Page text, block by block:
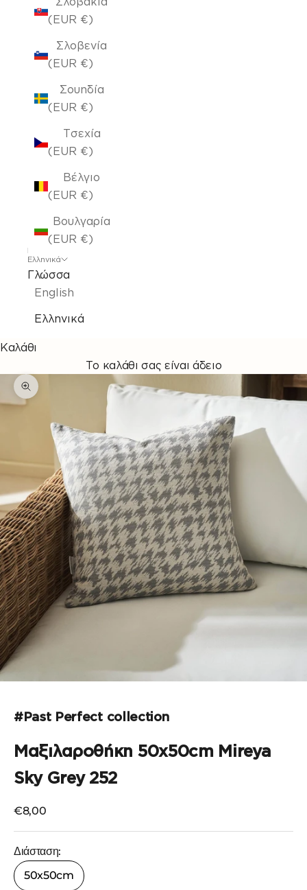
(EUR €)
Σλοβενία
(EUR €)
Σουηδία
(EUR €)
Τσεχία
(EUR €)
Βέλγιο
(EUR €)
Βουλγαρία
(EUR €)
Ελληνικά
Γλώσσα
English
Ελληνικά
Καλάθι
Το καλάθι σας είναι άδειο
Μεγέθυνση
#Past Perfect collection
Μαξιλαροθήκη 50x50cm Mireya
Sky Grey 252
Τιμή πώλησης
€8,00
Διάσταση:
50x50cm